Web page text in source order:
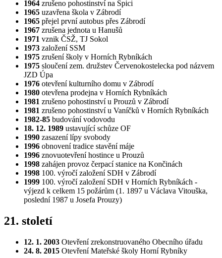
1964 zrušeno pohostinství na Špici
1965 uzavřena škola v Zábrodí
1965 přejel první autobus přes Zábrodí
1967 zrušena jednota u Hanušů
1971 vznik ČSŽ, TJ Sokol
1973 založení SSM
1975 zrušení školy v Horních Rybníkách
1975 sloučení zem. družstev Červenokostelecka pod názvem
JZD Úpa
1976 otevření kulturního domu v Zábrodí
1980 otevřena prodejna v Horních Rybníkách
1981 zrušeno pohostinství u Prouzů v Zábrodí
1981 zrušeno pohostinství u Vaníčků v Horních Rybníkách
1982-85 budování vodovodu
18. 12. 1989 ustavující schůze OF
1990 zasazení lípy svobody
1996 obnovení tradice stavění máje
1996 znovuotevření hostince u Prouzů
1998 zahájen provoz čerpací stanice na Končinách
1998 100. výročí založení SDH v Zábrodí
1999 100. výročí založení SDH v Horních Rybníkách -
výjezd k celkem 15 požárům (1. 1897 u Václava Vitouška,
poslední 1987 u Josefa Prouzy)
21. století
12. 1. 2003 Otevření zrekonstruovaného Obecního úřadu
24. 8. 2015 Otevření Mateřské školy Horní Rybníky